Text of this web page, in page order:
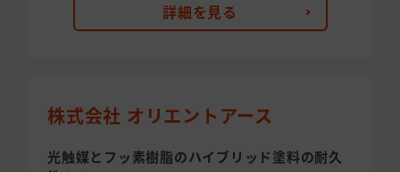
詳細を見る
株式会社 オリエントアース
光触媒とフッ素樹脂のハイブリッド塗料の耐久